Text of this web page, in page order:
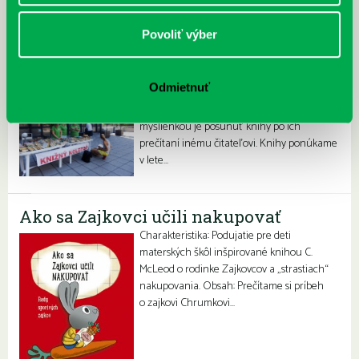
Povoliť výber
Odmietnuť
Cieľ:…
Prostredníctvom Knižného kolotoča
myšlienkou je posunúť knihy po ich
prečítaní inému čitateľovi. Knihy ponúkame
v lete…
Ako sa Zajkovci učili nakupovať
Charakteristika: Podujatie pre deti
materských škôl inšpirované knihou C.
McLeod o rodinke Zajkovcov a „strastiach“
nakupovania. Obsah: Prečítame si príbeh
o zajkovi Chrumkovi…